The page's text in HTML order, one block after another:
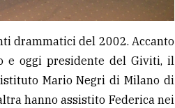
drammatici del 2002. Accanto
e oggi presidente del Giviti, il
Mario Negri di Milano di
hanno assistito Federica nei